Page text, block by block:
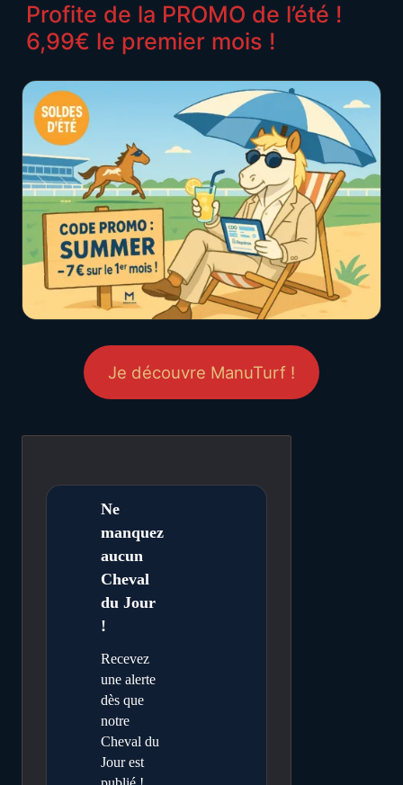
Profite de la PROMO de l’été !
6,99€ le premier mois !
Je découvre ManuTurf !
Ne
manquez
aucun
Cheval
du Jour
!
Recevez
une alerte
dès que
notre
Cheval du
Jour est